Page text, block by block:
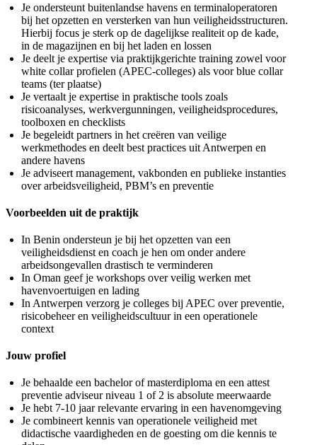
Je ondersteunt buitenlandse havens en terminaloperatoren
bij het opzetten en versterken van hun veiligheidsstructuren.
Hierbij focus je sterk op de dagelijkse realiteit op de kade,
in de magazijnen en bij het laden en lossen
Je deelt je expertise via praktijkgerichte training zowel voor
white collar profielen (APEC-colleges) als voor blue collar
teams (ter plaatse)
Je vertaalt je expertise in praktische tools zoals
risicoanalyses, werkvergunningen, veiligheidsprocedures,
toolboxen en checklists
Je begeleidt partners in het creëren van veilige
werkmethodes en deelt best practices uit Antwerpen en
andere havens
Je adviseert management, vakbonden en publieke instanties
over arbeidsveiligheid, PBM’s en preventie
Voorbeelden uit de praktijk
In Benin ondersteun je bij het opzetten van een
veiligheidsdienst en coach je hen om onder andere
arbeidsongevallen drastisch te verminderen
In Oman geef je workshops over veilig werken met
havenvoertuigen en lading
In Antwerpen verzorg je colleges bij APEC over preventie,
risicobeheer en veiligheidscultuur in een operationele
context
Jouw profiel
Je behaalde een bachelor of masterdiploma en een attest
preventie adviseur niveau 1 of 2 is absolute meerwaarde
Je hebt 7-10 jaar relevante ervaring in een havenomgeving
Je combineert kennis van operationele veiligheid met
didactische vaardigheden en de goesting om die kennis te